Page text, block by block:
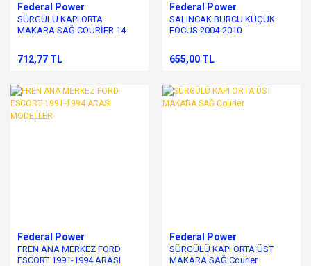
Federal Power
SÜRGÜLÜ KAPI ORTA
MAKARA SAĞ COURİER 14
712,77 TL
Federal Power
SALINCAK BURCU KÜÇÜK
FOCUS 2004-2010
655,00 TL
Federal Power
FREN ANA MERKEZ FORD
ESCORT 1991-1994 ARASI
Federal Power
SÜRGÜLÜ KAPI ORTA ÜST
MAKARA SAĞ Courier